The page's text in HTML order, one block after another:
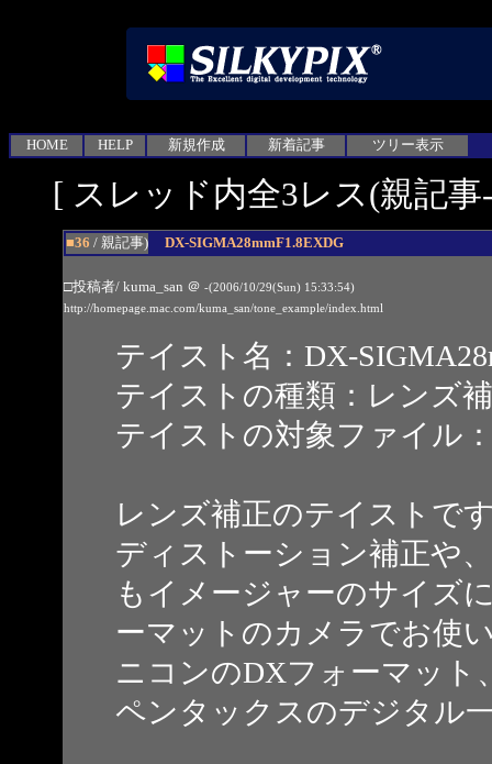
HOME HELP 新規作成 新着記事 ツリー表示
[ スレッド内全3レス(親記
■36 / 親記事) DX-SIGMA28mmF1.8EXDG
□投稿者/ kuma_san ＠ -(2006/10/29(Sun) 15:33:54)
http://homepage.mac.com/kuma_san/tone_example/index.html
テイスト名：DX-
テイストの種類：レンズ
テイストの対象ファイル
レンズ補正のテイストで
ディストーション補正や
もイメージャーのサイズ
ーマットのカメラでお使
ニコンのDXフォーマット
ペンタックスのデジタル